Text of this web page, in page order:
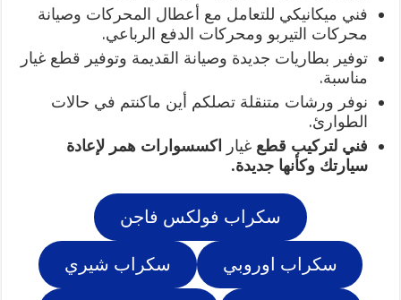
فني ميكانيكي للتعامل مع أعطال المحركات وصيانة
محركات التيربو ومحركات الدفع الرباعي.
توفير بطاريات جديدة وصيانة القديمة وتوفير قطع غيار
مناسبة.
نوفر ورشات متنقلة تصلكم أين ماكنتم في حالات
الطوارئ.
فني لتركيب قطعغيار اكسسوارات همر لإعادة
سيارتك وكأنها جديدة.
سكراب فولكس فاجن
سكراب اوروبي سكراب شيري